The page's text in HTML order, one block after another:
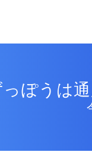
ぽうは